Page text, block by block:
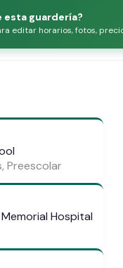
esta guardería?
editar horarios, fotos,
Preescolar
Hospital